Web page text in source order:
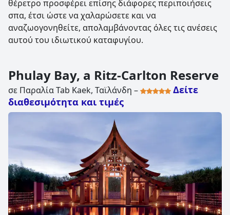
θέρετρο προσφέρει επίσης διάφορες περιποιήσεις
σπα, έτσι ώστε να χαλαρώσετε και να
αναζωογονηθείτε, απολαμβάνοντας όλες τις ανέσεις
αυτού του ιδιωτικού καταφυγίου.
Phulay Bay, a Ritz-Carlton Reserve
σε Παραλία Tab Kaek, Ταϊλάνδη –
Δείτε
διαθεσιμότητα και τιμές